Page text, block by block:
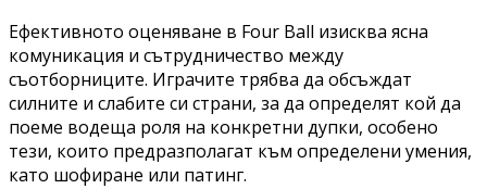
Ефективното оценяване в Four Ball изисква ясна
комуникация и сътрудничество между
съотборниците. Играчите трябва да обсъждат
силните и слабите си страни, за да определят кой да
поеме водеща роля на конкретни дупки, особено
тези, които предразполагат към определени умения,
като шофиране или патинг.